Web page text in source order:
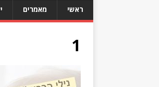
ראשי מאמרים
1